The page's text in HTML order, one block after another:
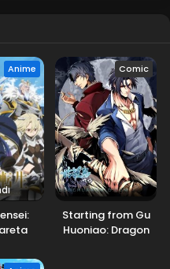
70.Bölüm
69.Bölüm
68.Bölüm
Anime
Chikara
Comic
Starting from Gu
Huoniao: Dragon